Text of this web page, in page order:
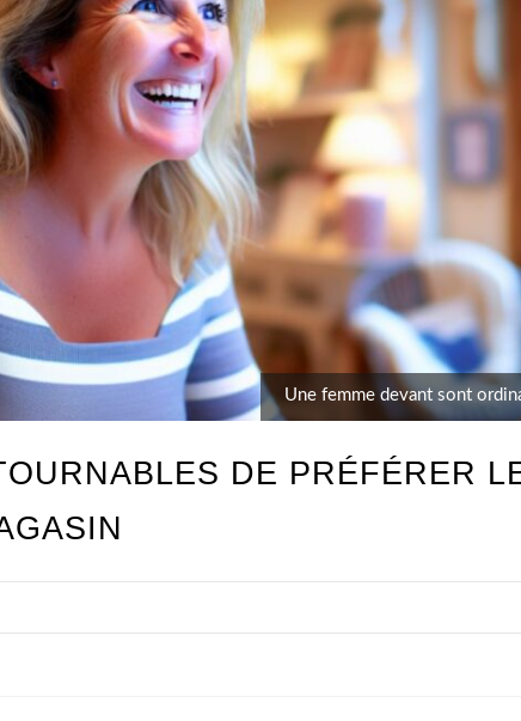
Une femme devant sont
DE PRÉFÉRER